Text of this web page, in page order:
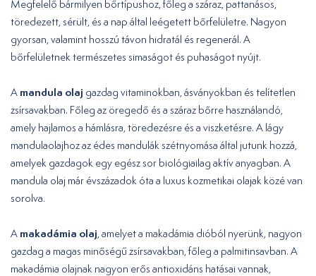
Megfelelő bármilyen bőrtípushoz, főleg a száraz, pattanásos,
töredezett, sérült, és a nap által leégetett bőrfelületre. Nagyon
gyorsan, valamint hosszú távon hidratál és regenerál. A
bőrfelületnek természetes simaságot és puhaságot nyújt.
A mandula olaj gazdag vitaminokban, ásványokban és telítetlen
zsírsavakban. Főleg az öregedő és a száraz bőrre használandó,
amely hajlamos a hámlásra, töredezésre és a viszketésre. A lágy
mandulaolajhoz az édes mandulák szétnyomása által jutunk hozzá,
amelyek gazdagok egy egész sor biológiailag aktív anyagban. A
mandula olaj már évszázadok óta a luxus kozmetikai olajak közé van
sorolva.
A makadámia olaj , amelyet a makadámia dióból nyerünk, nagyon
gazdag a magas minőségű zsírsavakban, főleg a palmitinsavban. A
makadámia olajnak nagyon erős antioxidáns hatásai vannak,